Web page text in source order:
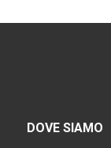
DOVE SIAMO